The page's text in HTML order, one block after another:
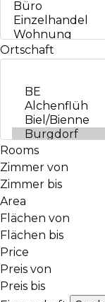
Ortschaft
Rooms
Zimmer von
Zimmer bis
Area
Flächen von
Flächen bis
Price
Preis von
Preis bis